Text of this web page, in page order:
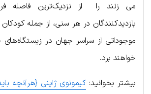
می زنند را از نزدیک‌ترین فاصله
بازدیدکنندگان در هر سنی، از جمله
موجوداتی از سراسر جهان در
خواهند برد.
بیشتر بخوانید:کیمونوی ژاپنی {هرآنچه